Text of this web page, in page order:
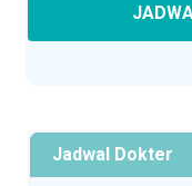
Jadwal Dokter